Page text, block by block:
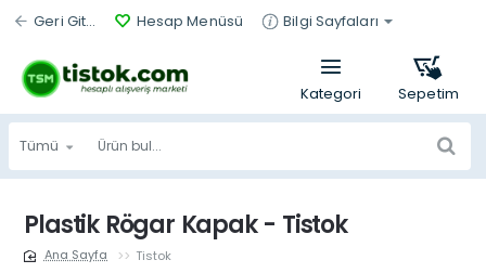
Geri Git... Hesap Menüsü Bilgi Sayfaları
Tümü
Ürün
bul...
Plastik Rögar Kapak - Tistok
Tistok